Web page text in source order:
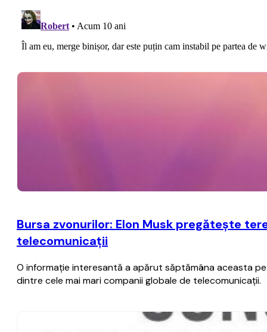
Bursa zvonurilor: Elon Musk pregăteşte
telecomunicaţii
O informaţie interesantă a apărut săptămâna aceasta
dintre cele mai mari companii globale de telecomunicaţii.